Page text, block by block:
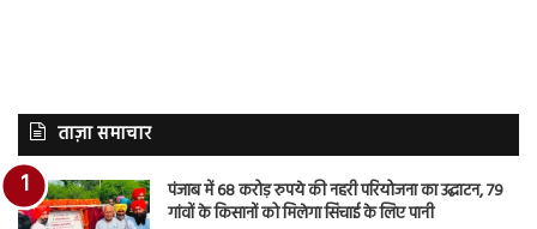
ताज़ा समाचार
पंजाब में 68 करोड़ रुपये की नहरी परियोजना का उद्घाटन, 79
गांवों के किसानों को मिलेगा सिंचाई के लिए पानी